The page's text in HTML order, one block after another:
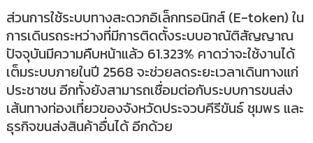
ส่วนการใช้ระบบทางสะดวกอิเล็กทรอนิกส์ (E-token) ใน
การเดินรถระหว่างที่มีการติดตั้งระบบอาณัติสัญญาณ
ปัจจุบันมีความคืบหน้าแล้ว 61.323% คาดว่าจะใช้งานได้
เต็มระบบภายในปี 2568 จะช่วยลดระยะเวลาเดินทางแก่
ประชาชน อีกทั้งยังสามารถเชื่อมต่อกับระบบการขนส่ง
เส้นทางท่องเที่ยวของจังหวัดประจวบคีรีขันธ์ ชุมพร และ
ธุรกิจขนส่งสินค้าอื่นได้ อีกด้วย